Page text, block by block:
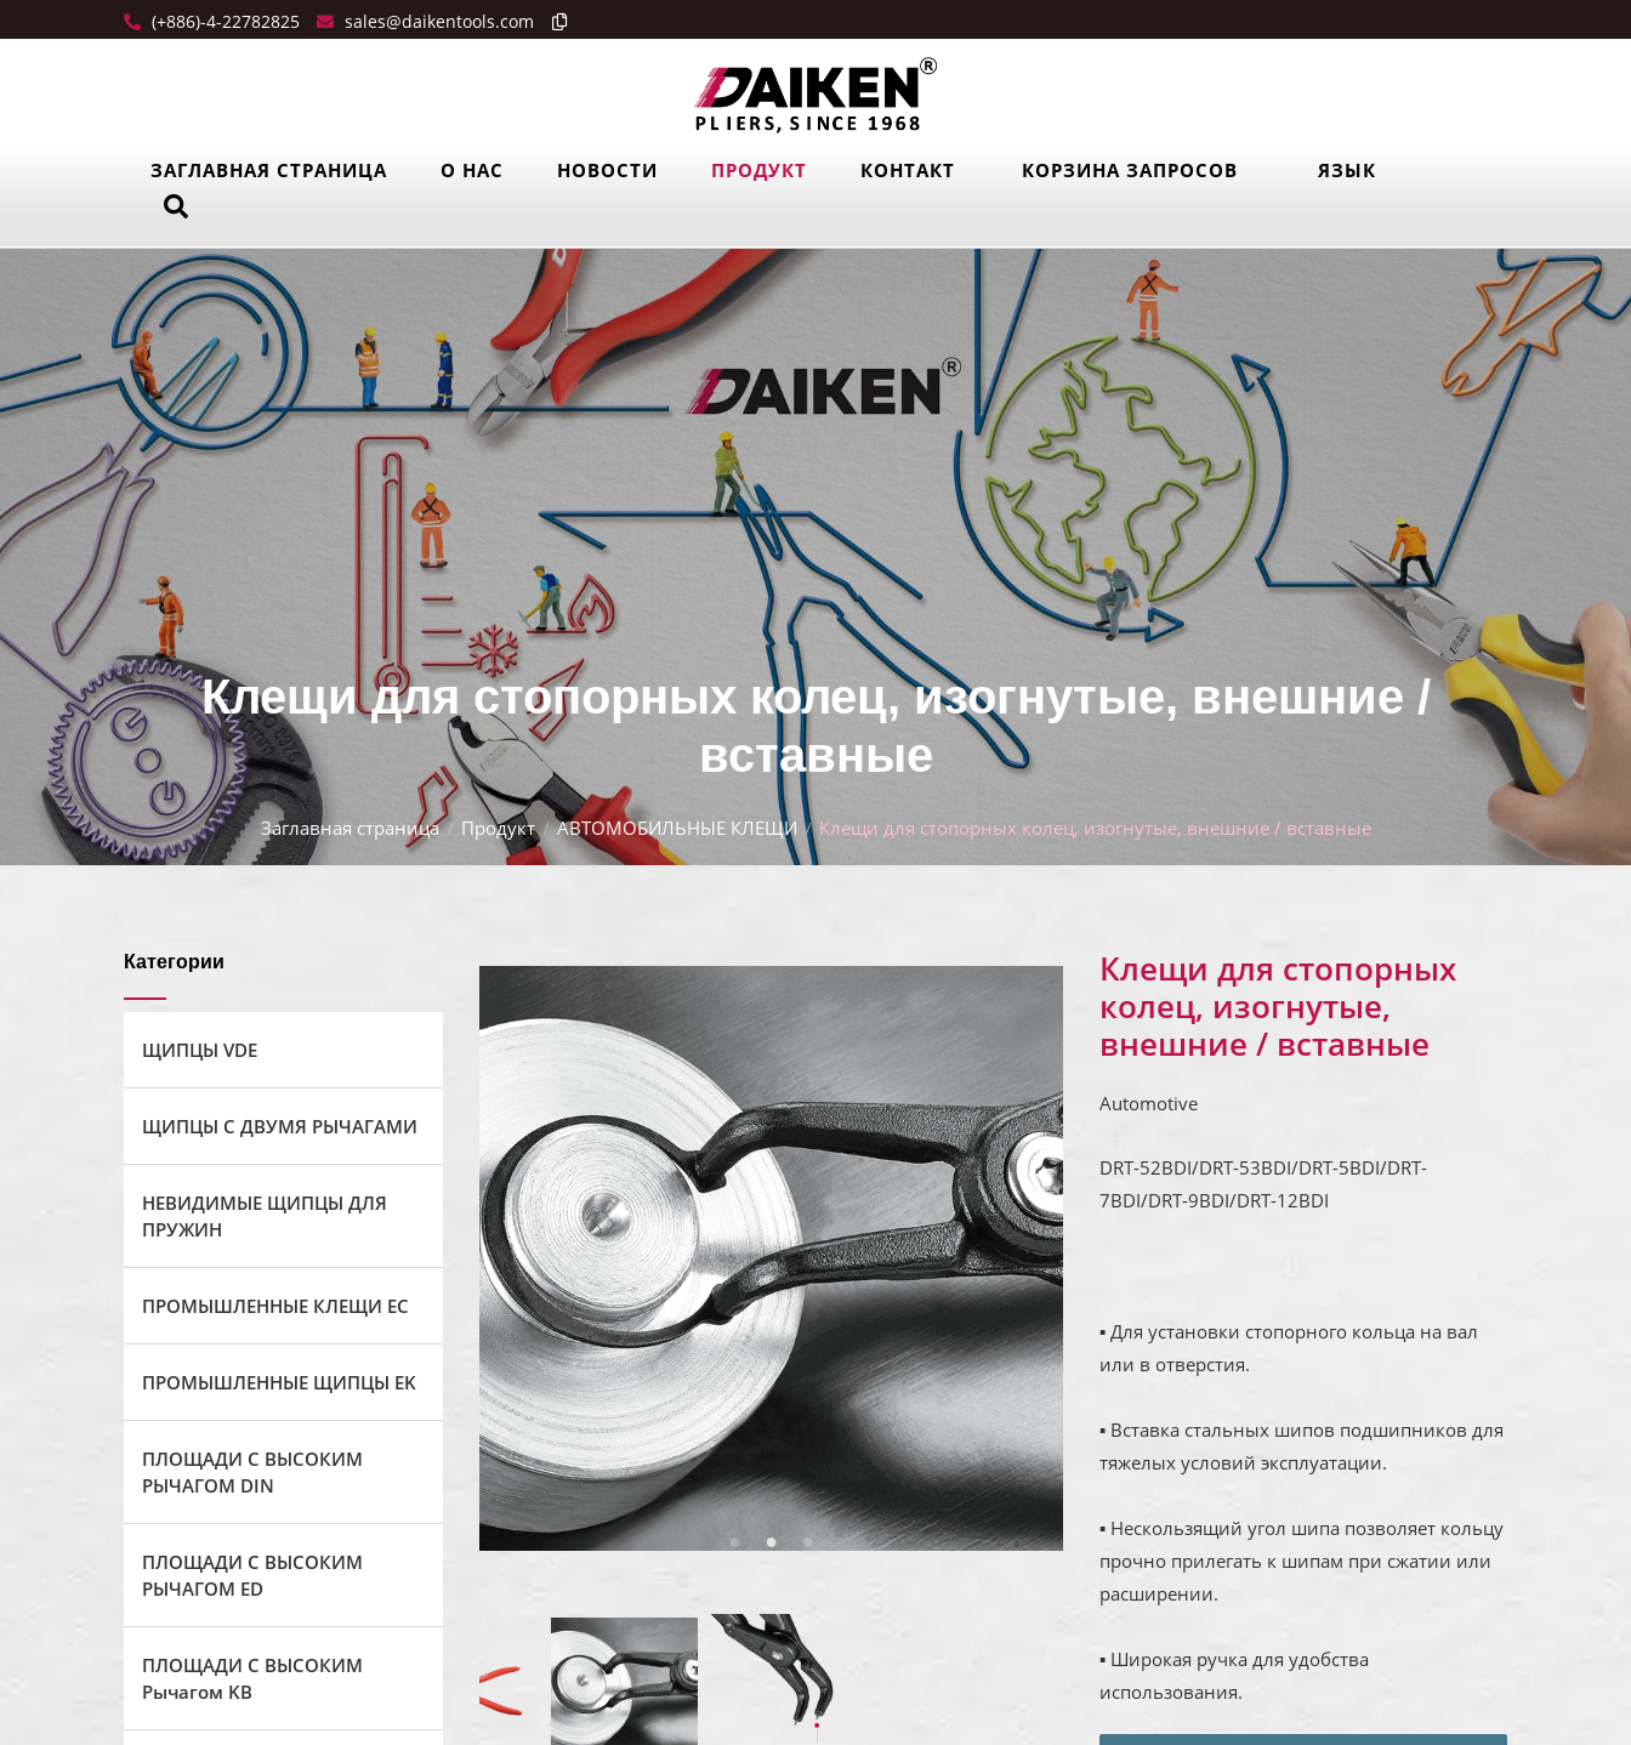
(+886)-4-22782825 sales@daikentools.com
ЗАГЛАВНАЯ СТРАНИЦА О НАС НОВОСТИ ПРОДУКТ КОНТАКТ КОРЗИНА ЗАПРОСОВ ЯЗЫК
Клещи для стопорных колец, изогнутые, внешние /
вставные
Заглавная страница Продукт АВТОМОБИЛЬНЫЕ КЛЕЩИ Клещи для стопорных колец, изогнутые, внешние / вставные
Категории
ЩИПЦЫ VDE
ЩИПЦЫ С ДВУМЯ РЫЧАГАМИ
НЕВИДИМЫЕ ЩИПЦЫ ДЛЯ
ПРУЖИН
ПРОМЫШЛЕННЫЕ КЛЕЩИ ЕС
ПРОМЫШЛЕННЫЕ ЩИПЦЫ EK
ПЛОЩАДИ С ВЫСОКИМ
РЫЧАГОМ DIN
ПЛОЩАДИ С ВЫСОКИМ
РЫЧАГОМ ED
ПЛОЩАДИ С ВЫСОКИМ
Рычагом KB
Клещи для стопорных
колец, изогнутые,
внешние / вставные
Automotive
DRT-52BDI/DRT-53BDI/DRT-5BDI/DRT-
7BDI/DRT-9BDI/DRT-12BDI
▪ Для установки стопорного кольца на вал
или в отверстия.
▪ Вставка стальных шипов подшипников для
тяжелых условий эксплуатации.
▪ Нескользящий угол шипа позволяет кольцу
прочно прилегать к шипам при сжатии или
расширении.
▪ Широкая ручка для удобства
использования.